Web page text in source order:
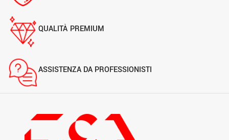
QUALITÀ PREMIUM
ASSISTENZA DA PROFESSIONISTI